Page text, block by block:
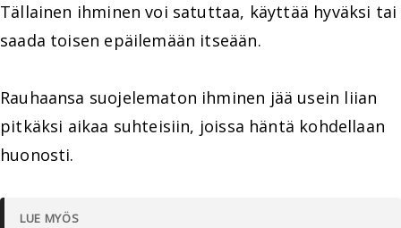
Tällainen ihminen voi satuttaa, käyttää hyväksi tai
saada toisen epäilemään itseään.
Rauhaansa suojelematon ihminen jää usein liian
pitkäksi aikaa suhteisiin, joissa häntä kohdellaan
huonosti.
LUE MYÖS